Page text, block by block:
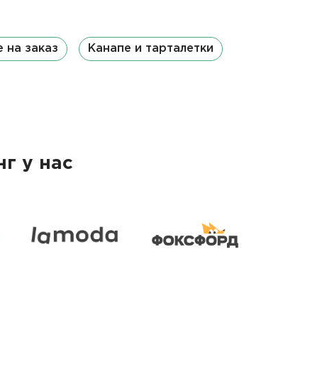
на заказ Канапе и тарталетки
у нас